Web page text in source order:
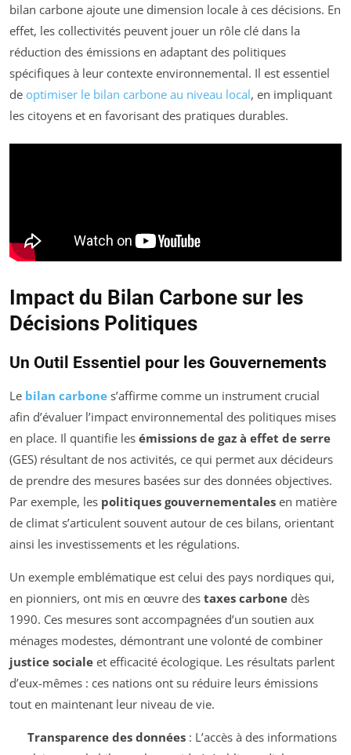
bilan carbone ajoute une dimension locale à ces décisions. En
effet, les collectivités peuvent jouer un rôle clé dans la
réduction des émissions en adaptant des politiques
spécifiques à leur contexte environnemental. Il est essentiel
de optimiser le bilan carbone au niveau local, en impliquant
les citoyens et en favorisant des pratiques durables.
Impact du Bilan Carbone sur les
Décisions Politiques
Un Outil Essentiel pour les Gouvernements
Le bilan carbone s’affirme comme un instrument crucial
afin d’évaluer l’impact environnemental des politiques mises
en place. Il quantifie les émissions de gaz à effet de serre
(GES) résultant de nos activités, ce qui permet aux décideurs
de prendre des mesures basées sur des données objectives.
Par exemple, les politiques gouvernementales en matière
de climat s’articulent souvent autour de ces bilans, orientant
ainsi les investissements et les régulations.
Un exemple emblématique est celui des pays nordiques qui,
en pionniers, ont mis en œuvre des taxes carbone dès
1990. Ces mesures sont accompagnées d’un soutien aux
ménages modestes, démontrant une volonté de combiner
justice sociale et efficacité écologique. Les résultats parlent
d’eux-mêmes : ces nations ont su réduire leurs émissions
tout en maintenant leur niveau de vie.
Transparence des données: L’accès à des informations